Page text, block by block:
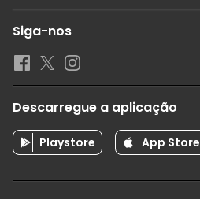
Siga-nos
Descarregue a aplicação
Playstore App Store